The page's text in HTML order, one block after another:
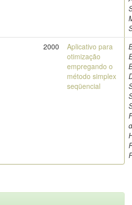
2000
Aplicativo para
otimização
empregando o
método simplex
seqüencial